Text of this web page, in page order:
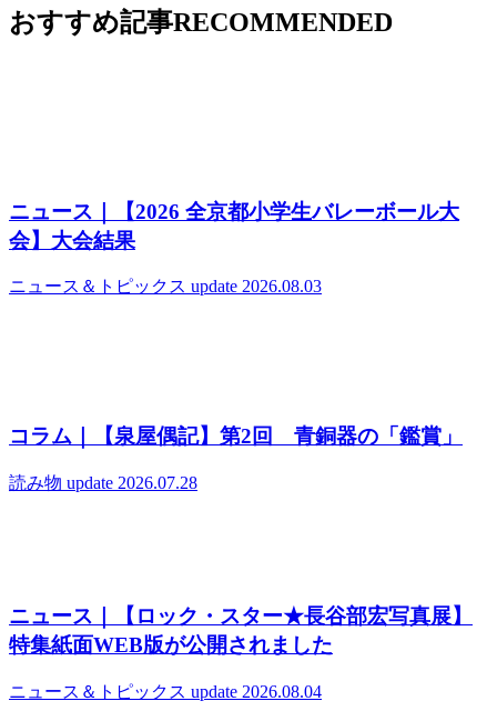
おすすめ記事RECOMMENDED
ニュース｜【2026 全京都小学生バレーボール大
会】大会結果
ニュース＆トピックス update 2026.08.03
コラム｜【泉屋偶記】第2回 青銅器の「鑑賞」
読み物 update 2026.07.28
ニュース｜【ロック・スター★長谷部宏写真展】
特集紙面WEB版が公開されました
ニュース＆トピックス update 2026.08.04